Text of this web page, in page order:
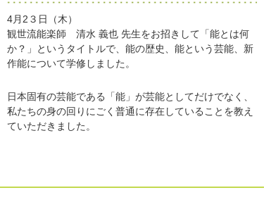
4月2３日（木）
観世流能楽師 清水 義也 先生をお招きして「能とは何
か？」というタイトルで、能の歴史、能という芸能、新
作能について学修しました。
日本固有の芸能である「能」が芸能としてだけでなく、
私たちの身の回りにごく普通に存在していることを教え
ていただきました。